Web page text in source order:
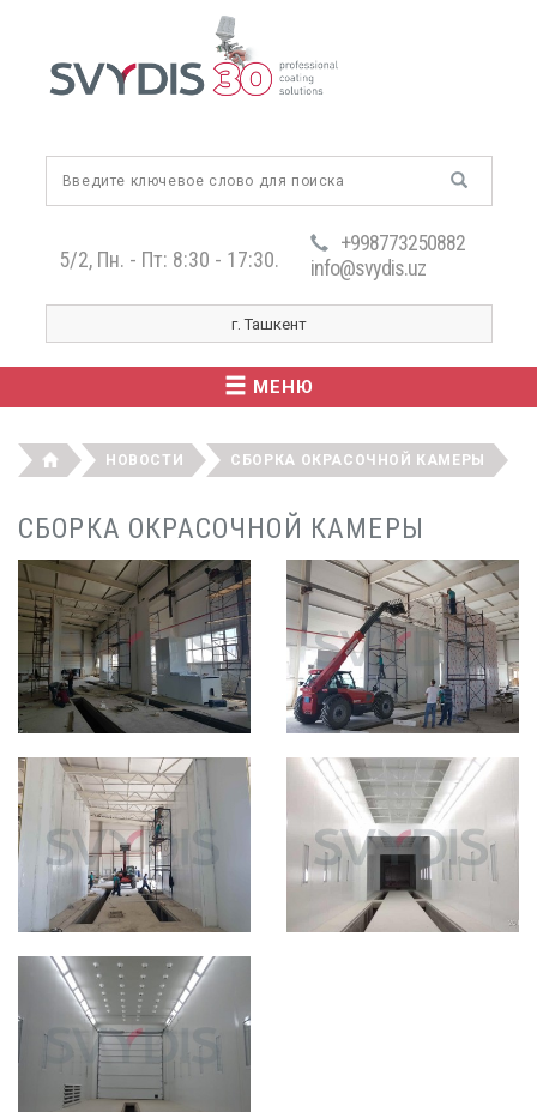
5/2, Пн. - Пт: 8:30 - 17:30.
+998773250882
info@svydis.uz
г. Ташкент
МЕНЮ
НОВОСТИ СБОРКА ОКРАСОЧНОЙ КАМЕРЫ
СБОРКА ОКРАСОЧНОЙ КАМЕРЫ